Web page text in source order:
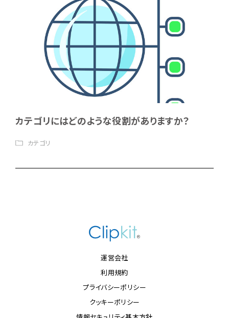
カテゴリにはどのような役割がありますか？
カテゴリ
運営会社
利用規約
プライバシーポリシー
クッキーポリシー